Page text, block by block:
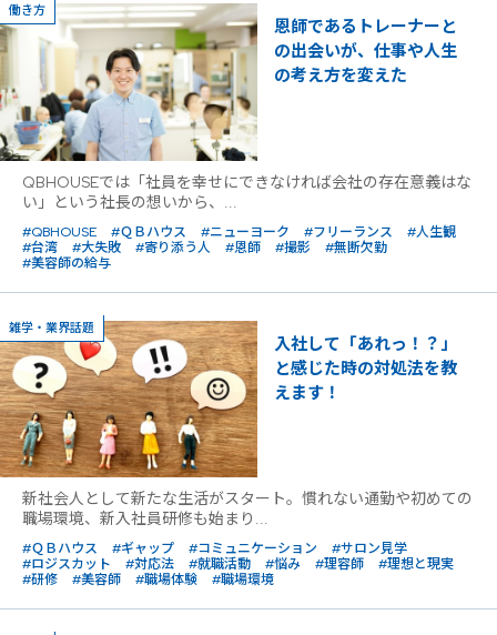
働き方
恩師であるトレーナーと
の出会いが、仕事や人生
の考え方を変えた
QBHOUSEでは「社員を幸せにできなければ会社の存在意義はな
い」という社長の想いから、...
#QBHOUSE #ＱＢハウス #ニューヨーク #フリーランス
#人生観
#台湾
#大失敗 #寄り添う人 #恩師 #撮影
#無断欠勤
#美容師の給与
雑学・業界話題
入社して「あれっ！？」
と感じた時の対処法を教
えます！
新社会人として新たな生活がスタート。慣れない通勤や初めての
職場環境、新入社員研修も始まり...
#ＱＢハウス #ギャップ #コミュニケーション
#サロン見学
#ロジスカット
#対応法 #就職活動 #悩み #理容師
#理想と現実
#研修
#美容師 #職場体験 #職場環境